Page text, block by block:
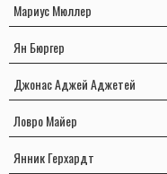
Мариус Мюллер
Ян Бюргер
Джонас Аджей Аджетей
Ловро Майер
Янник Герхардт